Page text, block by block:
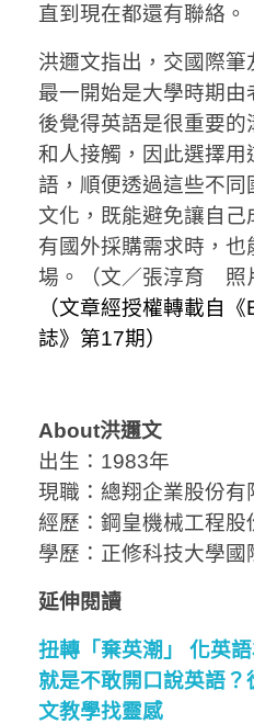
直到現在都還有聯絡。
洪邇文指出，交國際
最一開始是大學時期
後覺得英語是很重要的
和人接觸，因此選擇用
語，順便透過這些不同
文化，既能避免讓自
有國外採購需求時，也
場。（文／張淳育 照
（文章經授權轉載自
誌》第17期）
About洪邇文
出生：1983年
現職：總翔企業股份有
經歷：鋼皇機械工程股
學歷：正修科技大學國
延伸閱讀
扭轉「棄英潮」 化英
就是不敢開口說英語
文教學找靈感